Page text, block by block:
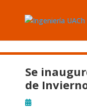
Se
de